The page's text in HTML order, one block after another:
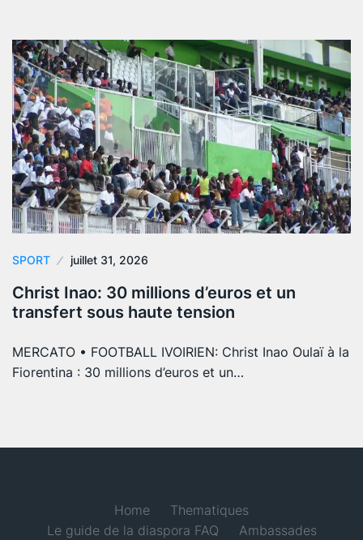
SPORT juillet 31, 2026
Christ Inao: 30 millions d’euros et un
transfert sous haute tension
MERCATO • FOOTBALL IVOIRIEN: Christ Inao Oulaï à la
Fiorentina : 30 millions d’euros et un…
Home
Thematiques
Le guide de la diaspora FAQ
Ambassades